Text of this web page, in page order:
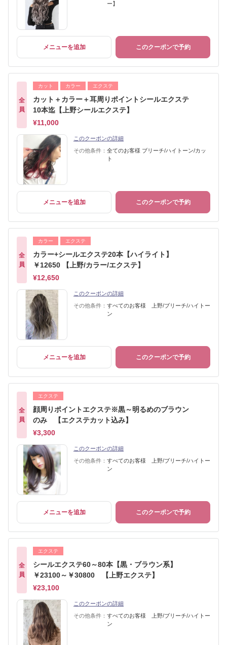
ー】
メニューを追加 このクーポンで予約
全
員
カット カラー エクステ
カット＋カラー＋耳周りポイントシールエクステ
10本迄【上野シールエクステ】
¥11,000
このクーポンの詳細
その他条件： 全てのお客様 ブリーチ/ハイトーン/カッ
ト
メニューを追加 このクーポンで予約
全
員
カラー エクステ
カラー+シールエクステ20本【ハイライト】
￥12650 【上野/カラー/エクステ】
¥12,650
このクーポンの詳細
その他条件： すべてのお客様 上野/ブリーチ/ハイトー
ン
メニューを追加 このクーポンで予約
全
員
エクステ
顔周りポイントエクステ※黒～明るめのブラウン
のみ 【エクステカット込み】
¥3,300
このクーポンの詳細
その他条件： すべてのお客様 上野/ブリーチ/ハイトー
ン
メニューを追加 このクーポンで予約
全
員
エクステ
シールエクステ60～80本【黒・ブラウン系】
￥23100～￥30800 【上野エクステ】
¥23,100
このクーポンの詳細
その他条件： すべてのお客様 上野/ブリーチ/ハイトー
ン